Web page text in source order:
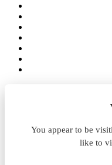
You appear to be
like to
Panattoni City